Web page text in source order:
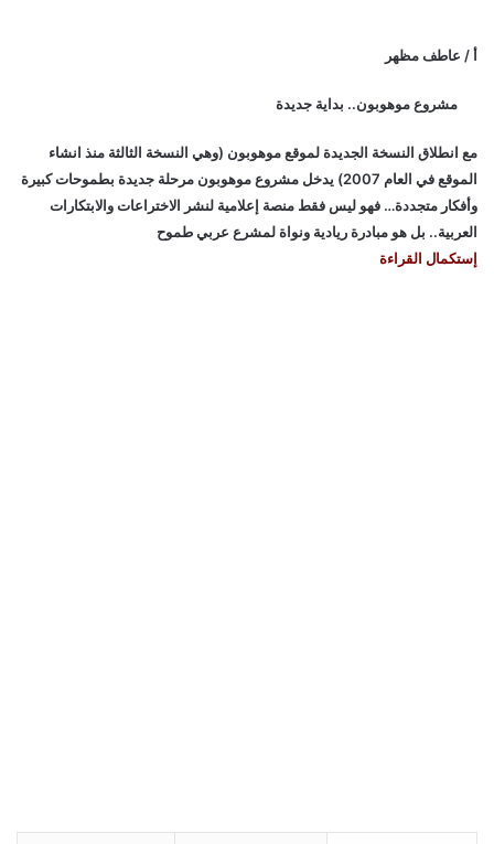
أ / عاطف مظهر
مشروع موهوبون.. بداية جديدة
مع انطلاق النسخة الجديدة لموقع موهوبون (وهي النسخة الثالثة منذ انشاء
الموقع في العام 2007) يدخل مشروع موهوبون مرحلة جديدة بطموحات كبيرة
وأفكار متجددة… فهو ليس فقط منصة إعلامية لنشر الاختراعات والابتكارات
العربية.. بل هو مبادرة ريادية ونواة لمشرع عربي طموح
إستكمال القراءة